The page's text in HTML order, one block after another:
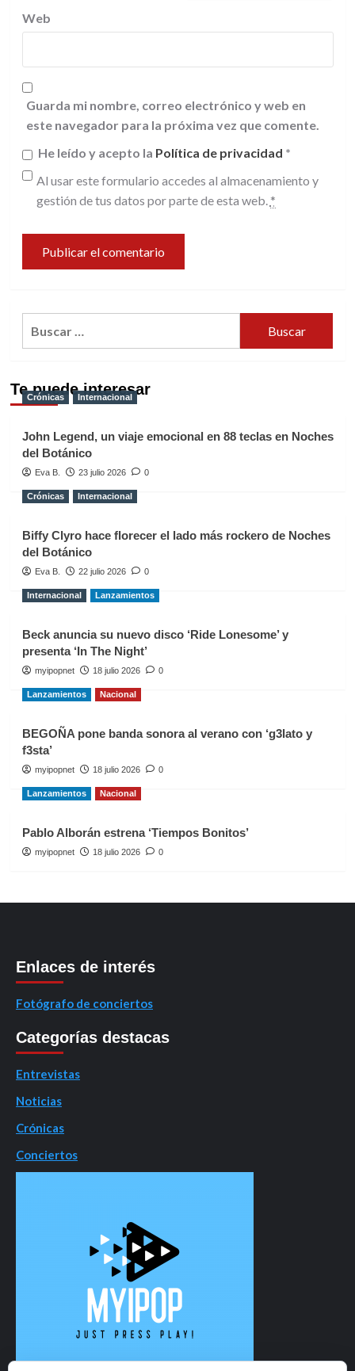
Web
Guarda mi nombre, correo electrónico y web en
este navegador para la próxima vez que comente.
He leído y acepto la Política de privacidad *
Al usar este formulario accedes al almacenamiento y
gestión de tus datos por parte de esta web. *
Te puede interesar
Crónicas Internacional
John Legend, un viaje emocional en 88 teclas en Noches
del Botánico
Eva B. 23 julio 2026 0
Crónicas Internacional
Biffy Clyro hace florecer el lado más rockero de Noches
del Botánico
Eva B. 22 julio 2026 0
Internacional Lanzamientos
Beck anuncia su nuevo disco ‘Ride Lonesome’ y
presenta ‘In The Night’
myipopnet 18 julio 2026 0
Lanzamientos Nacional
BEGOÑA pone banda sonora al verano con ‘g3lato y
f3sta’
myipopnet 18 julio 2026 0
Lanzamientos Nacional
Pablo Alborán estrena ‘Tiempos Bonitos’
myipopnet 18 julio 2026 0
Enlaces de interés
Fotógrafo de conciertos
Categorías destacas
Entrevistas
Noticias
Crónicas
Conciertos